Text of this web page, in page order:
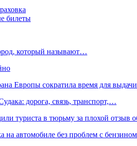
билеты
который называют…
Европы сократила время для
дорога, связь, транспорт,…
туриста в тюрьму за плохой отзыв
на автомобиле без проблем с